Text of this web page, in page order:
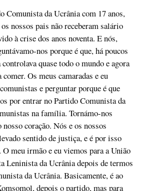
Comunista da Ucrânia com 17 anos,
nossos pais não receberam salário
à crise dos anos noventa. E nós,
nos porque é que, há poucos
quase todo o mundo e agora
Os meus camaradas e eu
e perguntar porque é que
por entrar no Partido Comunista da
na família. Tornámo-nos
coração. Nós e os nossos
sentido de justiça, e é por isso
meu irmão e eu viemos para a União
Leninista da Ucrânia depois de termos
da Ucrânia. Basicamente, é ao
depois o partido, mas para